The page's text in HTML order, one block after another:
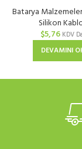
Batarya
Silikon
$5,76 KDV
DEVAMINI